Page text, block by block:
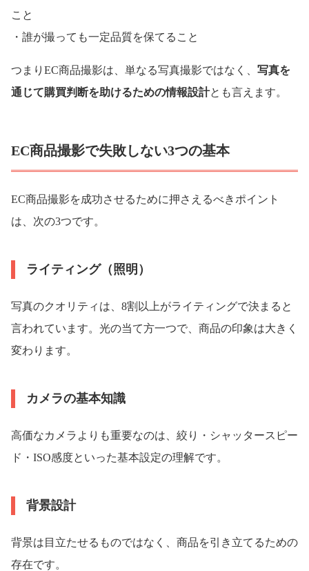
こと
・誰が撮っても一定品質を保てること
つまりEC商品撮影は、単なる写真撮影ではなく、 写真を
通じて購買判断を助けるための情報設計とも言えます。
EC商品撮影で失敗しない3つの基本
EC商品撮影を成功させるために押さえるべきポイント
は、次の3つです。
ライティング（照明）
写真のクオリティは、8割以上がライティングで決まると
言われています。光の当て方一つで、商品の印象は大きく
変わります。
カメラの基本知識
高価なカメラよりも重要なのは、絞り・シャッタースピー
ド・ISO感度といった基本設定の理解です。
背景設計
背景は目立たせるものではなく、商品を引き立てるための
存在です。